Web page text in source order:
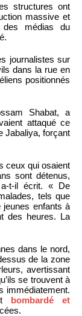
structures ont
massive et
médias du
journalistes sur
dans la rue en
positionnés
Shabat, a
attaqué ce
Jabaliya, forçant
ceux qui osaient
sont détenus,
a-t-il écrit. « De
tels que
enfants à
des heures. La
dans le nord,
de la zone
avertissant
se trouvent à
immédiatement.
bombardé et